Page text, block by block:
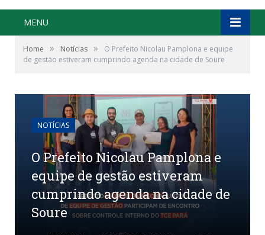
MENU
Home » Notícias »
O Prefeito Nicolau Pamplona e equipe
de gestão estiveram cumprindo agenda na cidade de Soure
NOTÍCIAS
O Prefeito Nicolau Pamplona e
equipe de gestão estiveram
cumprindo agenda na cidade de
Soure